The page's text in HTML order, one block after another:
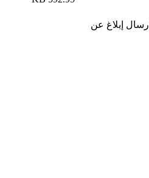
إبلاغ عن